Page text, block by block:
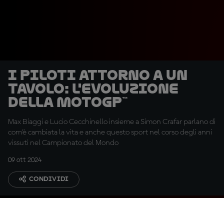
I piloti attorno a un
tavolo: l'evoluzione
della MotoGP™
Max Biaggi e Lucio Cecchinello insieme a Simon Crafar parlano di
com'è cambiata la vita e anche questo sport nel corso degli anni
vissuti nel Campionato del Mondo
09 ott 2024
CONDIVIDI